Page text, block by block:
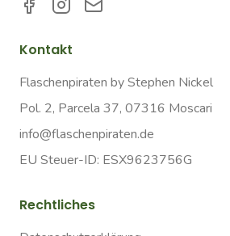
Kontakt
Flaschenpiraten by Stephen Nickel
Pol. 2, Parcela 37, 07316 Moscari
info@flaschenpiraten.de
EU Steuer-ID: ESX9623756G
Rechtliches